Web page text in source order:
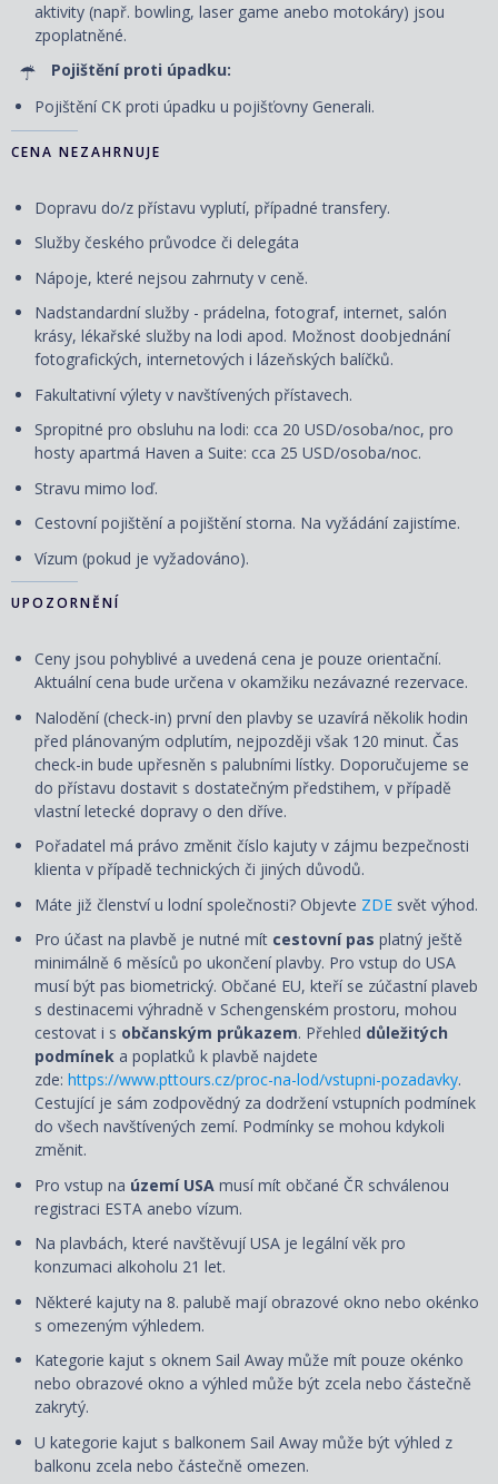
aktivity (např. bowling, laser game anebo motokáry) jsou
zpoplatněné.
Pojištění proti úpadku:
Pojištění CK proti úpadku u pojišťovny Generali.
CENA NEZAHRNUJE
Dopravu do/z přístavu vyplutí, případné transfery.
Služby českého průvodce či delegáta
Nápoje, které nejsou zahrnuty v ceně.
Nadstandardní služby - prádelna, fotograf, internet, salón
krásy, lékařské služby na lodi apod. Možnost doobjednání
fotografických, internetových i lázeňských balíčků.
Fakultativní výlety v navštívených přístavech.
Spropitné pro obsluhu na lodi: cca 20 USD/osoba/noc, pro
hosty apartmá Haven a Suite: cca 25 USD/osoba/noc.
Stravu mimo loď.
Cestovní pojištění a pojištění storna. Na vyžádání zajistíme.
Vízum (pokud je vyžadováno).
UPOZORNĚNÍ
Ceny jsou pohyblivé a uvedená cena je pouze orientační.
Aktuální cena bude určena v okamžiku nezávazné rezervace.
Nalodění (check-in) první den plavby se uzavírá několik hodin
před plánovaným odplutím, nejpozději však 120 minut. Čas
check-in bude upřesněn s palubními lístky. Doporučujeme se
do přístavu dostavit s dostatečným předstihem, v případě
vlastní letecké dopravy o den dříve.
Pořadatel má právo změnit číslo kajuty v zájmu bezpečnosti
klienta v případě technických či jiných důvodů.
Máte již členství u lodní společnosti? Objevte ZDE svět výhod.
Pro účast na plavbě je nutné mít cestovní pas platný ještě
minimálně 6 měsíců po ukončení plavby. Pro vstup do USA
musí být pas biometrický. Občané EU, kteří se zúčastní plaveb
s destinacemi výhradně v Schengenském prostoru, mohou
cestovat i s občanským průkazem. Přehled důležitých
podmínek a poplatků k plavbě najdete
zde: https://www.pttours.cz/proc-na-lod/vstupni-pozadavky.
Cestující je sám zodpovědný za dodržení vstupních podmínek
do všech navštívených zemí. Podmínky se mohou kdykoli
změnit.
Pro vstup na území USA musí mít občané ČR schválenou
registraci ESTA anebo vízum.
Na plavbách, které navštěvují USA je legální věk pro
konzumaci alkoholu 21 let.
Některé kajuty na 8. palubě mají obrazové okno nebo okénko
s omezeným výhledem.
Kategorie kajut s oknem Sail Away může mít pouze okénko
nebo obrazové okno a výhled může být zcela nebo částečně
zakrytý.
U kategorie kajut s balkonem Sail Away může být výhled z
balkonu zcela nebo částečně omezen.